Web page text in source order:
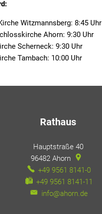
Witzmannsberg: 8:45 Uhr
Ahorn: 9:30 Uhr
Scherneck: 9:30 Uhr
Tambach: 10:00 Uhr
Rathaus
Hauptstraße 40
96482 Ahorn
+49 9561 8141-0
+49 9561 8141-11
info@ahorn.de